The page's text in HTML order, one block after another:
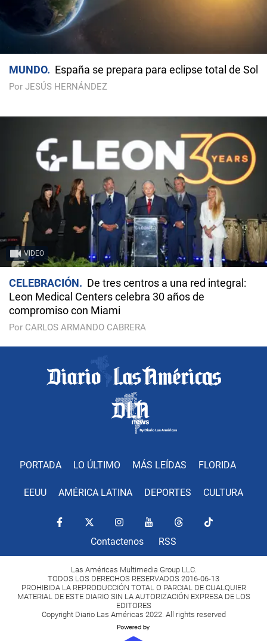
MUNDO España se prepara para eclipse total de Sol
Por JESÚS HERNÁNDEZ
VIDEO
CELEBRACIÓN
De tres centros a una red integral:
Leon Medical Centers celebra 30 años de
compromiso con Miami
Por CARLOS ARMANDO CABRERA
PORTADA LO ÚLTIMO MÁS LEÍDAS FLORIDA
EEUU AMÉRICA LATINA DEPORTES CULTURA
Contactenos RSS
Las Américas Multimedia Group LLC.
TODOS LOS DERECHOS RESERVADOS 2016-06-13
PROHIBIDA LA REPRODUCCIÓN TOTAL O PARCIAL DE CUALQUIER
MATERIAL DE ESTE DIARIO SIN LA AUTORIZACIÓN EXPRESA DE LOS
EDITORES
Copyright Diario Las Américas 2022. All rights reserved